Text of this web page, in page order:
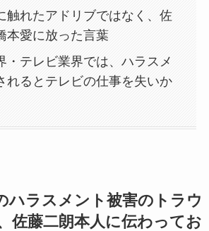
触れたアドリブではなく、佐
本愛に放った言葉
・テレビ業界では、ハラスメ
れるとテレビの仕事を失いか
ハラスメント被害のトラウ
佐藤二朗本人に伝わってお